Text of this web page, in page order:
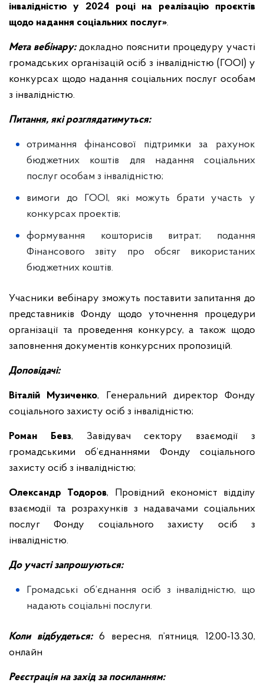
інвалідністю у 2024 році на реалізацію проєктів
щодо надання соціальних послуг».
Мета вебінару:докладно пояснити процедуру участі
громадських організацій осіб з інвалідністю (ГООІ) у
конкурсах щодо надання соціальних послуг особам
з інвалідністю.
Питання, які розглядатимуться:
отримання фінансової підтримки за рахунок
бюджетних коштів для надання соціальних
послуг особам з інвалідністю;
вимоги до ГООІ, які можуть брати участь у
конкурсах проектів;
формування кошторисів витрат; подання
Фінансового звіту про обсяг використаних
бюджетних коштів.
Учасники вебінару зможуть поставити запитання до
представників Фонду щодо уточнення процедури
організації та проведення конкурсу, а також щодо
заповнення документів конкурсних пропозицій.
Доповідачі:
Віталій Музиченко, Генеральний директор Фонду
соціального захисту осіб з інвалідністю;
Роман Бевз, Завідувач сектору взаємодії з
громадськими об’єднаннями Фонду соціального
захисту осіб з інвалідністю;
Олександр Тодоров, Провідний економіст відділу
взаємодії та розрахунків з надавачами соціальних
послуг Фонду соціального захисту осіб з
інвалідністю.
До участі запрошуються:
Громадські об’єднання осіб з інвалідністю, що
надають соціальні послуги.
Коли відбудеться:6 вересня, п’ятниця, 12.00-13.30,
онлайн
Реєстрація на захід за посиланням: